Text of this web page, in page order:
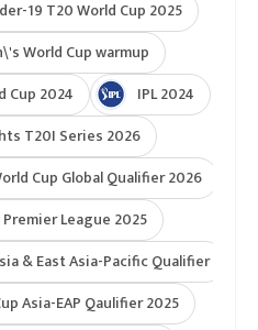
19 T20 World Cup 2025
World Cup warmup
Cup 2024
IPL 2024
T20I Series 2026
Cup Global Qualifier 2026
Premier League 2025
& East Asia-Pacific Qualifier
Asia-EAP Qaulifier 2025